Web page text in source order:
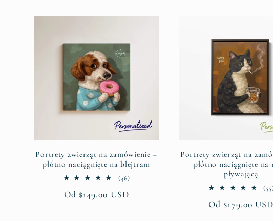
Portrety zwierząt na zamówienie –
płótno naciągnięte na blejtram
(46)46
Cena
Od $149.00 USD
Portrety zwierząt na
płótno naciągnięte na
pływającą
Cena
Od $179.00 USD